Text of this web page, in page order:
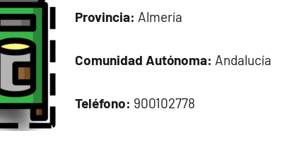
Provincia: Almería
Comunidad Autónoma: Andalucía
Teléfono: 900102778